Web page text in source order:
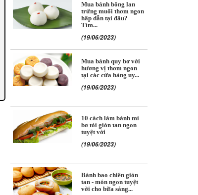
Mua bánh bông lan
trứng muối thơm ngon
hấp dẫn tại đâu?
Tìm...
(19/06/2023)
Mua bánh quy bơ với
hương vị thơm ngon
tại các cửa hàng uy...
(19/06/2023)
10 cách làm bánh mì
bơ tỏi giòn tan ngon
tuyệt vời
(19/06/2023)
Bánh bao chiên giòn
tan - món ngon tuyệt
vời cho bữa sáng...